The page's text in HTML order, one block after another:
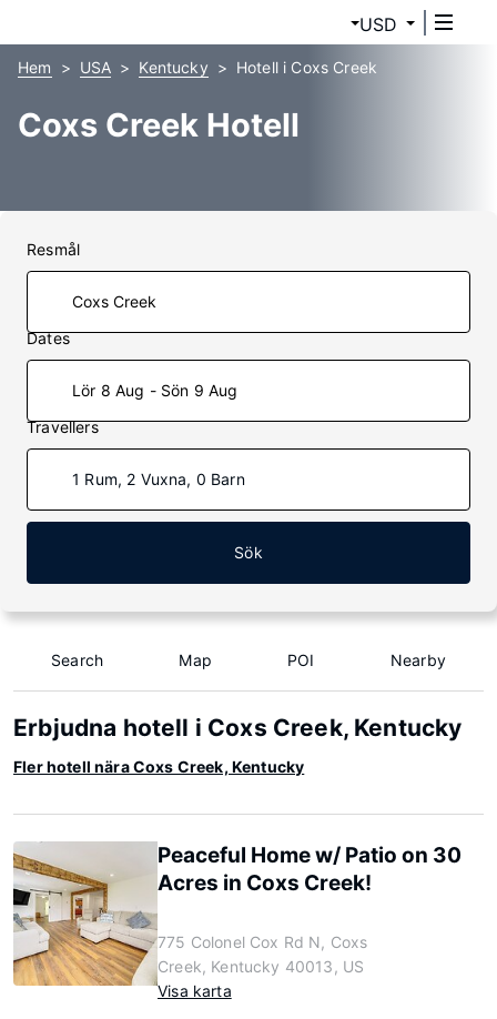
USD
Hem USA Kentucky Hotell i Coxs Creek
Coxs Creek Hotell
Resmål
Dates
Lör 8 Aug - Sön 9 Aug
Travellers
1 Rum, 2 Vuxna, 0 Barn
Sök
Search Map POI Nearby
Erbjudna hotell i Coxs Creek, Kentucky
Fler hotell nära Coxs Creek, Kentucky
Peaceful Home w/ Patio on 30
Acres in Coxs Creek!
775 Colonel Cox Rd N, Coxs
Creek, Kentucky 40013, US
Visa karta